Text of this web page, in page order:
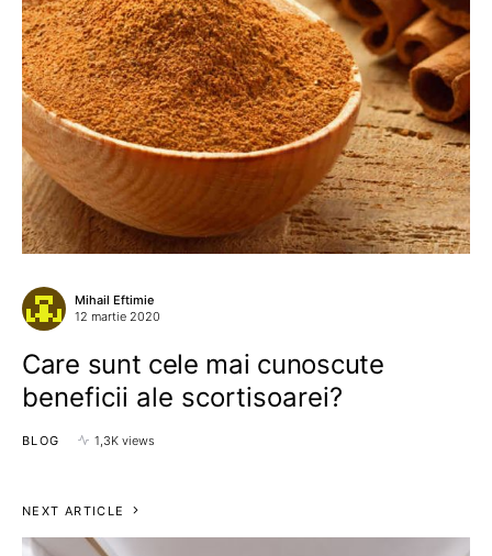
Mihail Eftimie
12 martie 2020
Care sunt cele mai cunoscute
beneficii ale scortisoarei?
BLOG 1,3K views
NEXT ARTICLE